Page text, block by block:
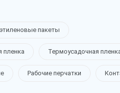
пакеты
пленка Термоусадочная
Рабочие перчатки